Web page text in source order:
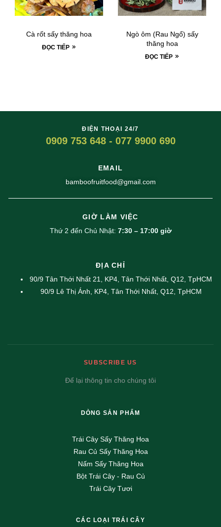
Cà rốt sấy thăng hoa
ĐỌC TIẾP
Ngò ôm (Rau Ngổ) sấy
thăng hoa
ĐỌC TIẾP
ĐIỆN THOẠI 24/7
0909 753 648 - 077 9900 690
EMAIL
bamboofruitfood@gmail.com
GIỜ LÀM VIỆC
Thứ 2 đến Chủ Nhật: 7:30 – 17:00 giờ
ĐỊA CHỈ
90/9 Tân Thới Nhất 21, KP4, Tân Thới Nhất, Q12, TpHCM
90/9 Lê Thị Ánh, KP4, Tân Thới Nhất, Q12, TpHCM
SUBSCRIBE US
Để lại thông tin cho chúng tôi
DÒNG SẢN PHẨM
Trái Cây Sấy Thăng Hoa
Rau Củ Sấy Thăng Hoa
Nấm Sấy Thăng Hoa
Bột Trái Cây - Rau Củ
Trái Cây Tươi
CÁC LOẠI TRÁI CÂY